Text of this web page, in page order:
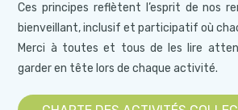
Ces principes reflètent l’esprit de nos
bienveillant, inclusif et participatif où
Merci à toutes et tous de les lire
garder en tête lors de chaque activité.